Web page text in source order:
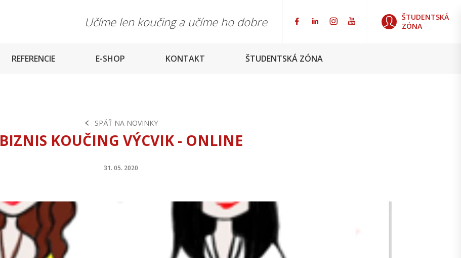
Učíme len koučing a učíme ho dobre
ŠTUDENTSKÁ
ZÓNA
REFERENCIE E-SHOP KONTAKT ŠTUDENTSKÁ ZÓNA
SPÄŤ NA NOVINKY
BIZNIS KOUČING VÝCVIK - ONLINE
31. 05. 2020